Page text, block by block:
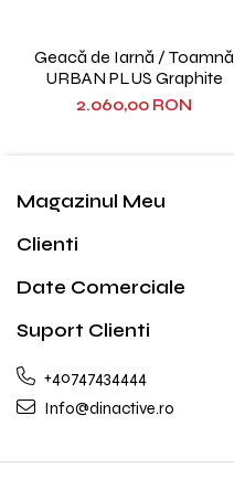
Geacă de Iarnă / Toamnă
URBAN PLUS Graphite
2.060,00 RON
Magazinul Meu
Clienti
Date Comerciale
Suport Clienti
+40747434444
Info@dinactive.ro